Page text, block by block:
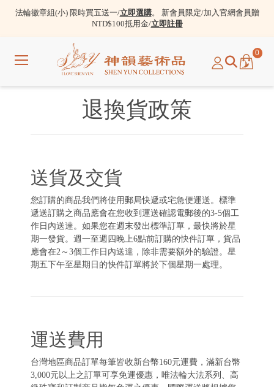
法輪徽章組(小) 限時買五送一/立即選購。 新會員限定/加入官網會員贈
NTD$100抵用金/立即註冊
選
0
退換貨政策
送貨及交貨
您訂購的商品我們將使用郵局快遞或宅急便運送。標準
遞送訂購之商品應會在您收到運送確認電郵後的3-5個工
作日內送達。如果您在週末發出標準訂單，最快將於星
期一發貨。週一至週四晚上6點前訂購的快件訂單，貨品
應會在2～3個工作日內送達，除非需要額外的驗證。星
期五下午至星期日的快件訂單將於下個星期一處理。
運送費用
台灣地區商品訂單每筆皆收新台幣160元運費，滿新台幣
3,000元以上之訂單可享免運優惠，唯法輪大法系列、高